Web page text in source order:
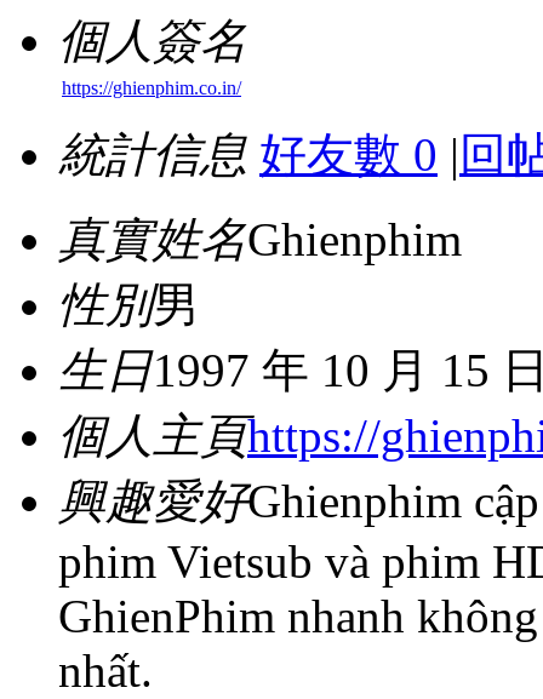
個人簽名
https://ghienphim.co.in/
統計信息 好友數 0 | 回
真實姓名Ghienphim
性別男
生日1997 年 10 月 15
個人主頁https://
興趣愛好Ghienphim
phim Vietsub và phim
GhienPhim nhanh
nhất.